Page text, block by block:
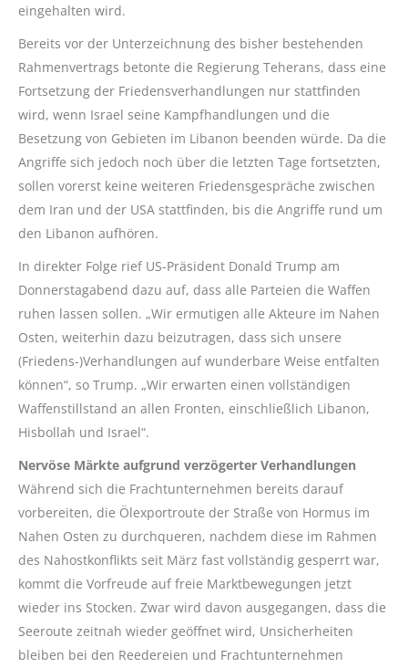
eingehalten wird.
Bereits vor der Unterzeichnung des bisher bestehenden
Rahmenvertrags betonte die Regierung Teherans, dass eine
Fortsetzung der Friedensverhandlungen nur stattfinden
wird, wenn Israel seine Kampfhandlungen und die
Besetzung von Gebieten im Libanon beenden würde. Da die
Angriffe sich jedoch noch über die letzten Tage fortsetzten,
sollen vorerst keine weiteren Friedensgespräche zwischen
dem Iran und der USA stattfinden, bis die Angriffe rund um
den Libanon aufhören.
In direkter Folge rief US-Präsident Donald Trump am
Donnerstagabend dazu auf, dass alle Parteien die Waffen
ruhen lassen sollen. „Wir ermutigen alle Akteure im Nahen
Osten, weiterhin dazu beizutragen, dass sich unsere
(Friedens-)Verhandlungen auf wunderbare Weise entfalten
können“, so Trump. „Wir erwarten einen vollständigen
Waffenstillstand an allen Fronten, einschließlich Libanon,
Hisbollah und Israel“.
Nervöse Märkte aufgrund verzögerter Verhandlungen
Während sich die Frachtunternehmen bereits darauf
vorbereiten, die Ölexportroute der Straße von Hormus im
Nahen Osten zu durchqueren, nachdem diese im Rahmen
des Nahostkonflikts seit März fast vollständig gesperrt war,
kommt die Vorfreude auf freie Marktbewegungen jetzt
wieder ins Stocken. Zwar wird davon ausgegangen, dass die
Seeroute zeitnah wieder geöffnet wird, Unsicherheiten
bleiben bei den Reedereien und Frachtunternehmen